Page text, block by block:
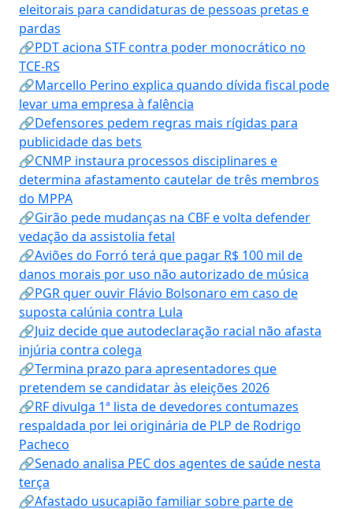
eleitorais para candidaturas de pessoas pretas e
pardas
🔗PDT aciona STF contra poder monocrático no
TCE-RS
🔗Marcello Perino explica quando dívida fiscal pode
levar uma empresa à falência
🔗Defensores pedem regras mais rígidas para
publicidade das bets
🔗CNMP instaura processos disciplinares e
determina afastamento cautelar de três membros
do MPPA
🔗Girão pede mudanças na CBF e volta defender
vedação da assistolia fetal
🔗Aviões do Forró terá que pagar R$ 100 mil de
danos morais por uso não autorizado de música
🔗PGR quer ouvir Flávio Bolsonaro em caso de
suposta calúnia contra Lula
🔗Juiz decide que autodeclaração racial não afasta
injúria contra colega
🔗Termina prazo para apresentadores que
pretendem se candidatar às eleições 2026
🔗RF divulga 1ª lista de devedores contumazes
respaldada por lei originária de PLP de Rodrigo
Pacheco
🔗Senado analisa PEC dos agentes de saúde nesta
terça
🔗Afastado usucapião familiar sobre parte de